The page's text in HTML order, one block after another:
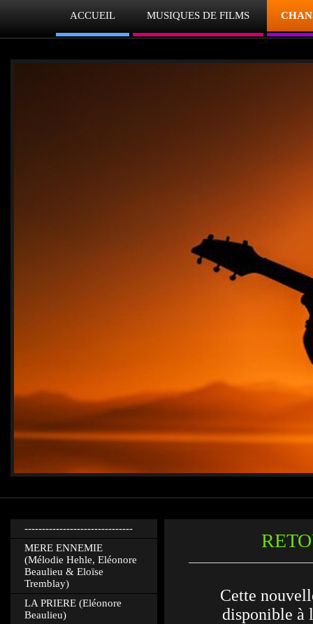
ACCUEIL MUSIQUES DE FILMS
-------------------------------
MERE ENNEMIE
(Mélodie Hehle, Eléonore
Beaulieu & Eloïse
Tremblay)
LA PRIERE (Eléonore
Beaulieu)
Cette
disponible à